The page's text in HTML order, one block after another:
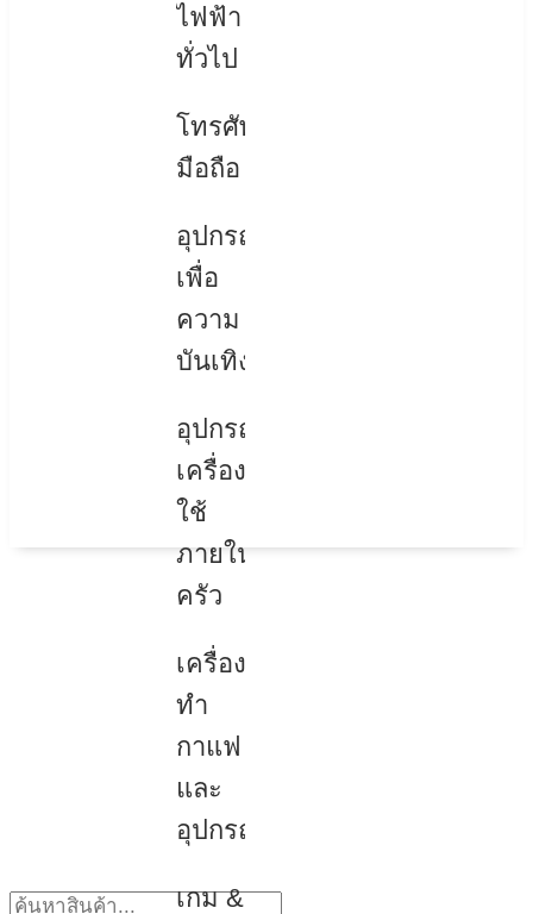
ไฟฟ้า
ทั่วไป
โทรศัพท์
มือถือ
อุปกรณ์
เพื่อ
ความ
บันเทิง
อุปกรณ์
เครื่อง
ใช้
ภายใน
ครัว
เครื่อง
ทำ
กาแฟ
และ
อุปกรณ์
เกม &